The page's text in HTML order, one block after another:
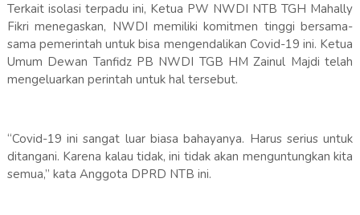
Terkait isolasi terpadu ini, Ketua PW NWDI NTB TGH Mahally
Fikri menegaskan, NWDI memiliki komitmen tinggi bersama-
sama pemerintah untuk bisa mengendalikan Covid-19 ini. Ketua
Umum Dewan Tanfidz PB NWDI TGB HM Zainul Majdi telah
mengeluarkan perintah untuk hal tersebut.
“Covid-19 ini sangat luar biasa bahayanya. Harus serius untuk
ditangani. Karena kalau tidak, ini tidak akan menguntungkan kita
semua,” kata Anggota DPRD NTB ini.